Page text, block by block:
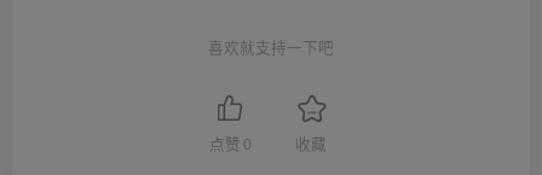
匆匆忙忙地在考试前两个星期织的，而也是因为这个原因而
喜欢就支持一下吧
点赞 0 收藏